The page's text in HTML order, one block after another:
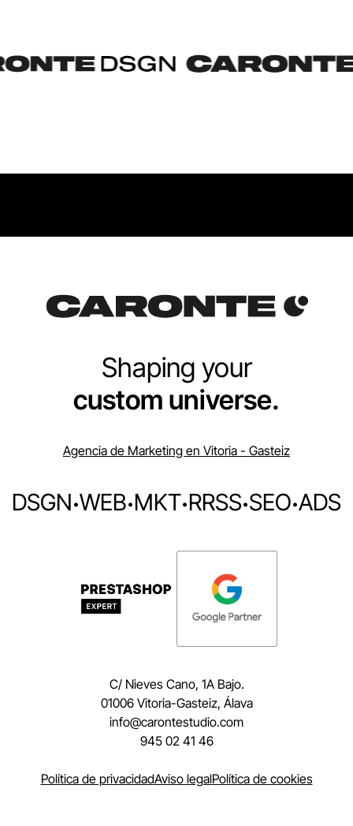
Shaping your
custom universe.
Agencia de Marketing en Vitoria - Gasteiz
DSGN·WEB·MKT·RRSS·SEO·ADS
C/ Nieves Cano, 1A Bajo.
01006 Vitoria-Gasteiz, Álava
moc.oidutsetnorac@ofni
945 02 41 46
Política de privacidadAviso legalPolítica de cookies